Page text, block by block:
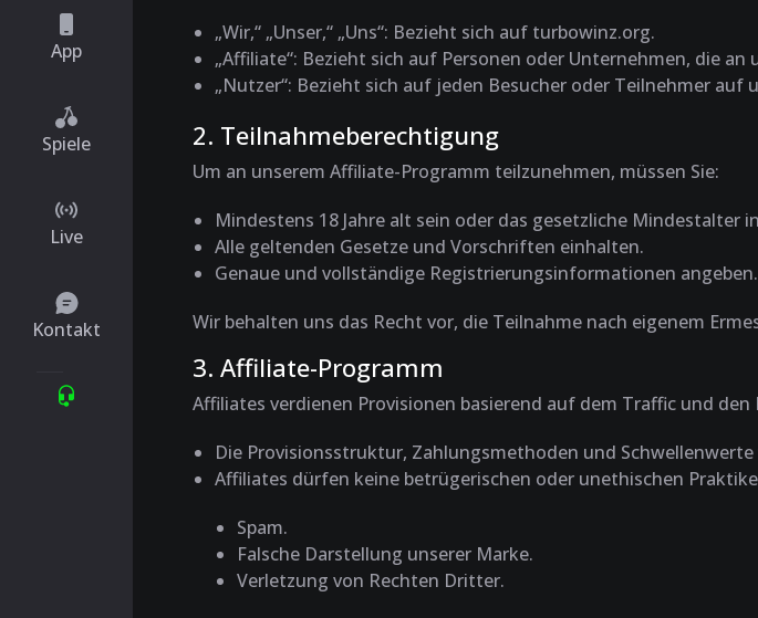
App
Spiele
Live
Kontakt
„Wir,“ „Unser,“ „Uns“: Bezieht sich auf turbowinz.org.
„Affiliate“: Bezieht sich auf Personen oder Unternehmen, die
„Nutzer“: Bezieht sich auf jeden Besucher oder Teilnehmer auf
2. Teilnahmeberechtigung
Um an unserem Affiliate-Programm teilzunehmen, müssen Sie:
Mindestens 18 Jahre alt sein oder das gesetzliche Mindestalter
Alle geltenden Gesetze und Vorschriften einhalten.
Genaue und vollständige Registrierungsinformationen angeben.
Wir behalten uns das Recht vor, die Teilnahme nach eigenem
3. Affiliate-Programm
Affiliates verdienen Provisionen basierend auf dem Traffic und
Die Provisionsstruktur, Zahlungsmethoden und
Affiliates dürfen keine betrügerischen oder unethischen
Spam.
Falsche Darstellung unserer Marke.
Verletzung von Rechten Dritter.